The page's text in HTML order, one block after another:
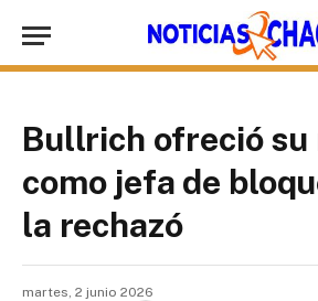
Bullrich ofreció su
como jefa de
la rechazó
martes, 2 junio 2026